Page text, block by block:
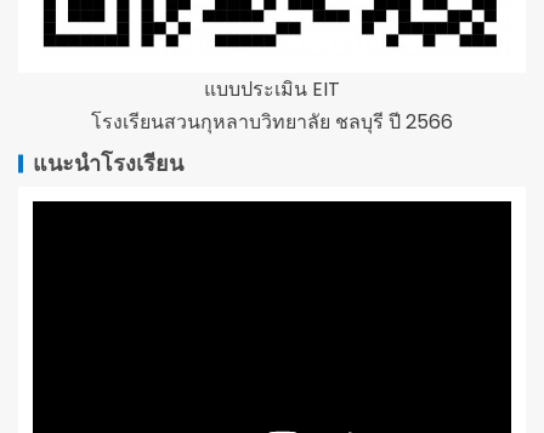
แบบประเมิน EIT
โรงเรียนสวนกุหลาบวิทยาลัย ชลบุรี ปี 2566
แนะนำโรงเรียน